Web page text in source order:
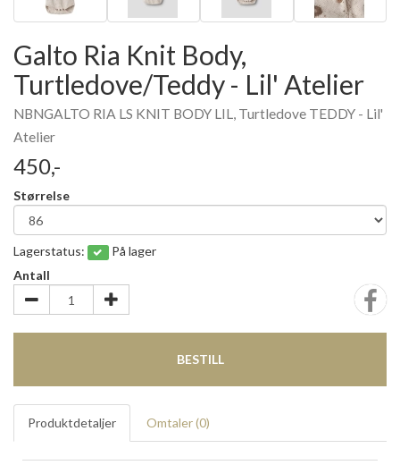
Galto Ria Knit Body,
Turtledove/Teddy - Lil' Atelier
NBNGALTO RIA LS KNIT BODY LIL, Turtledove TEDDY - Lil'
Atelier
450,-
Størrelse
Lagerstatus:
På lager
Antall
BESTILL
Produktdetaljer Omtaler (0)